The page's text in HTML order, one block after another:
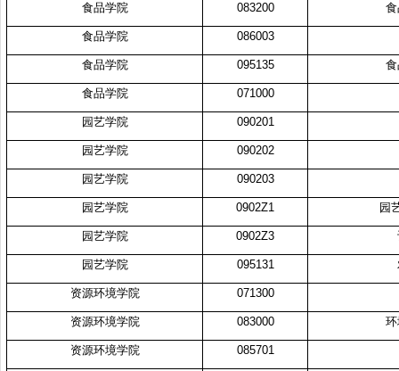
食品学院 083200
食品学院 086003
食品学院 095135
食品学院 071000
园艺学院 090201
园艺学院 090202
园艺学院 090203
园艺学院 0902Z1 园
园艺学院 0902Z3
园艺学院 095131
资源环境学院 071300
资源环境学院 083000
资源环境学院 085701